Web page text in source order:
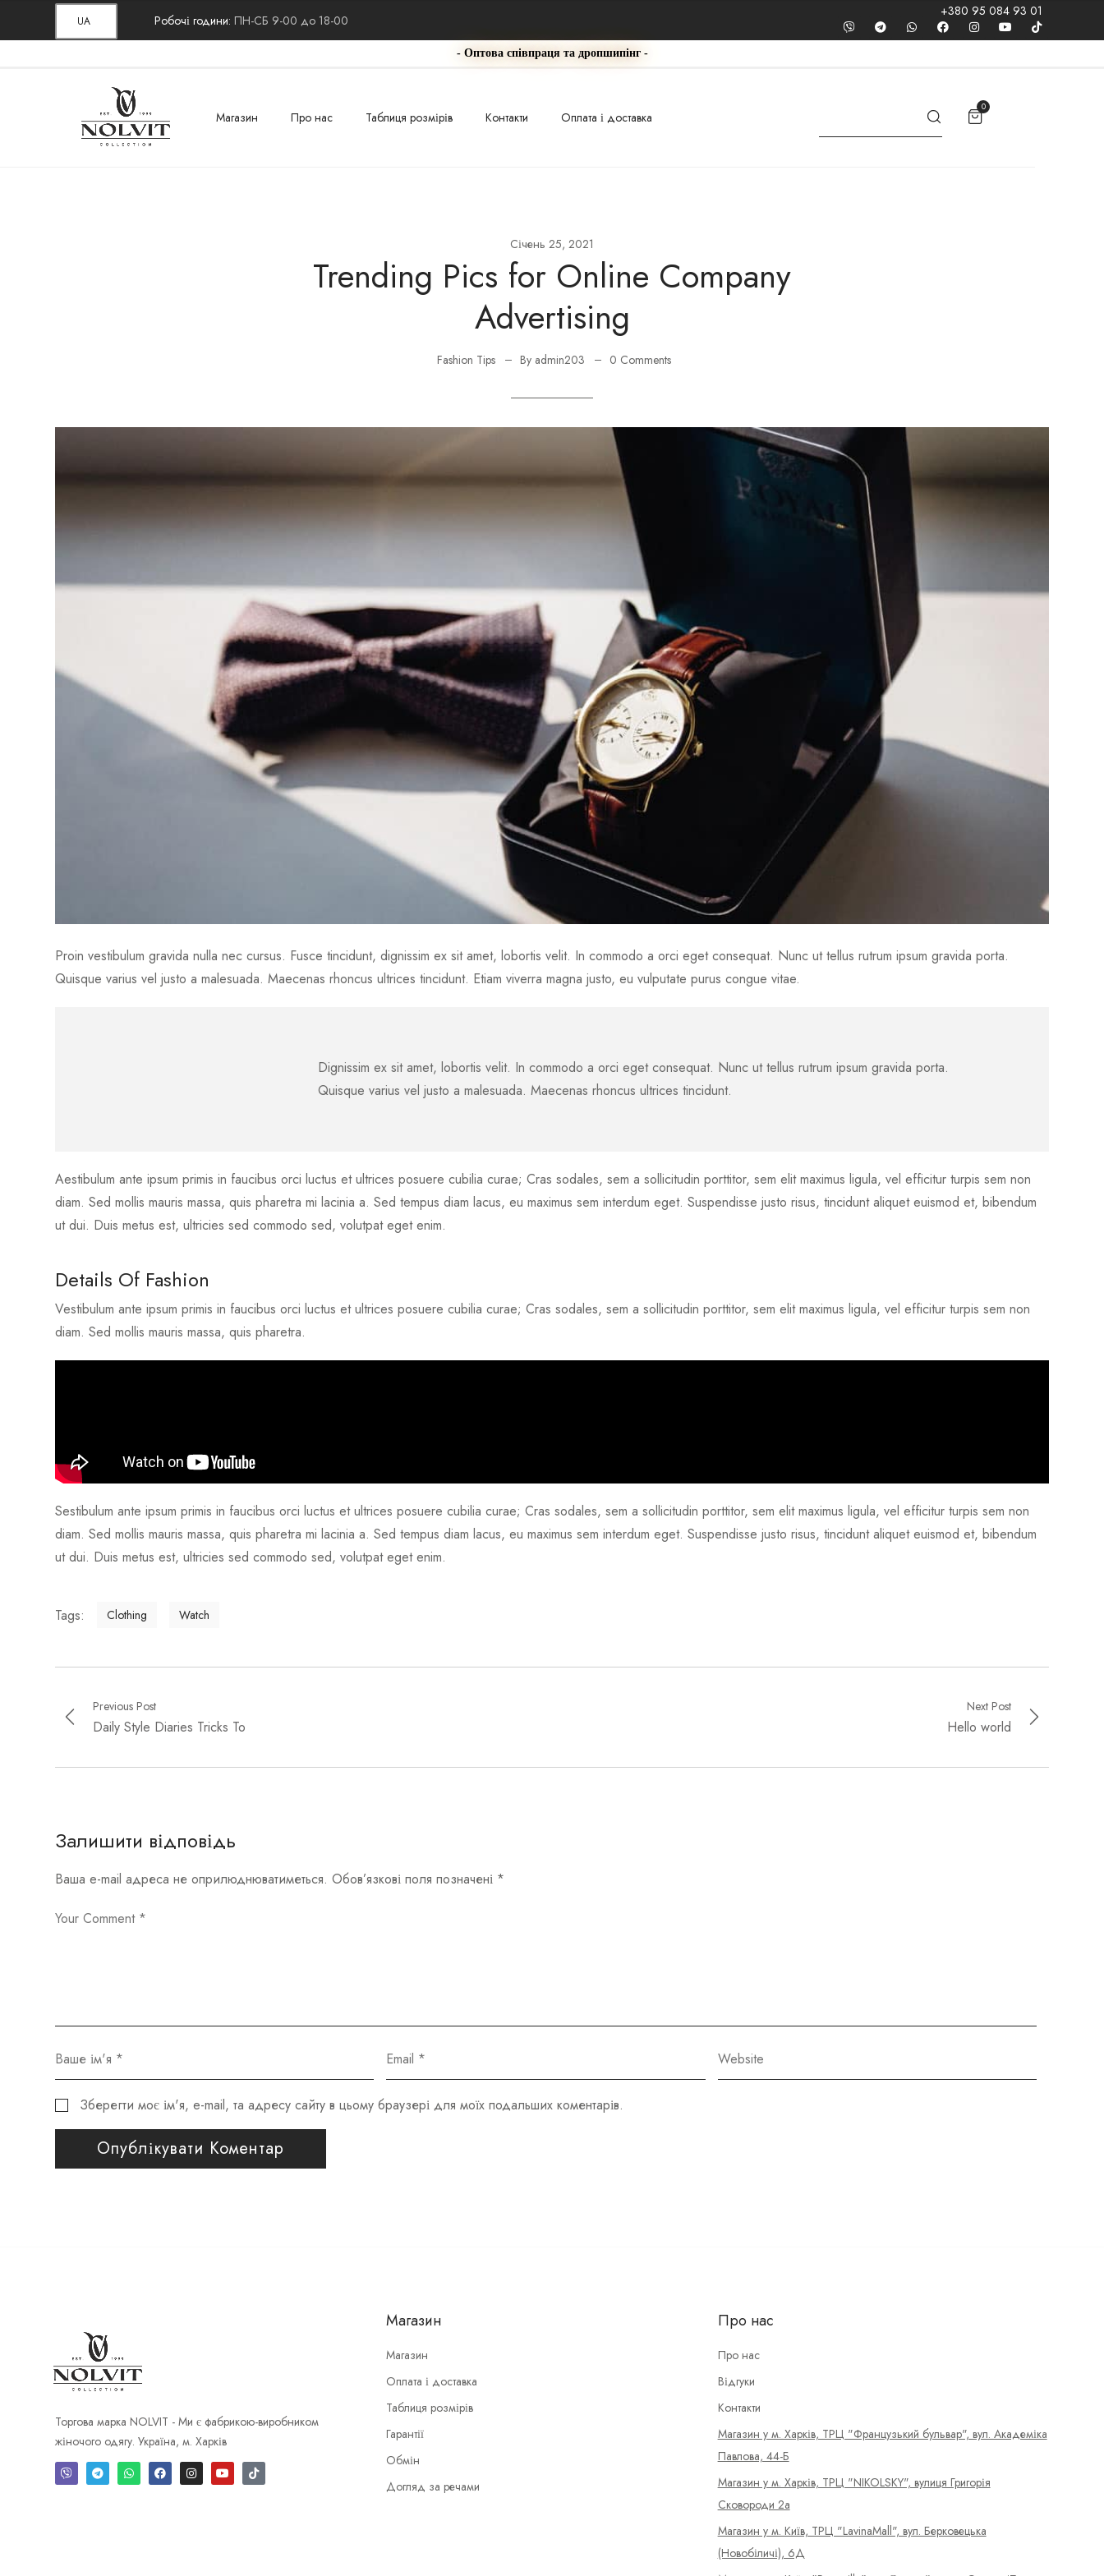
UA Робочі години:ПН-СБ 9-00 до 18-00
+380 95 084 93 01
- Оптова співпраця та дропшипінг -
Магазин Про нас Таблиця розмірів Контакти Оплата і доставка
0
Січень 25, 2021
Trending Pics for Online Company
Advertising
Fashion Tips By admin203 0 Comments
Proin vestibulum gravida nulla nec cursus. Fusce tincidunt, dignissim ex sit amet, lobortis velit. In commodo a orci eget consequat. Nunc ut tellus rutrum ipsum gravida porta.
Quisque varius vel justo a malesuada. Maecenas rhoncus ultrices tincidunt. Etiam viverra magna justo, eu vulputate purus congue vitae.
Dignissim ex sit amet, lobortis velit. In commodo a orci eget consequat. Nunc ut tellus rutrum ipsum gravida porta.
Quisque varius vel justo a malesuada. Maecenas rhoncus ultrices tincidunt.
Aestibulum ante ipsum primis in faucibus orci luctus et ultrices posuere cubilia curae; Cras sodales, sem a sollicitudin porttitor, sem elit maximus ligula, vel efficitur turpis sem non
diam. Sed mollis mauris massa, quis pharetra mi lacinia a. Sed tempus diam lacus, eu maximus sem interdum eget. Suspendisse justo risus, tincidunt aliquet euismod et, bibendum
ut dui. Duis metus est, ultricies sed commodo sed, volutpat eget enim.
Details Of Fashion
Vestibulum ante ipsum primis in faucibus orci luctus et ultrices posuere cubilia curae; Cras sodales, sem a sollicitudin porttitor, sem elit maximus ligula, vel efficitur turpis sem non
diam. Sed mollis mauris massa, quis pharetra.
Sestibulum ante ipsum primis in faucibus orci luctus et ultrices posuere cubilia curae; Cras sodales, sem a sollicitudin porttitor, sem elit maximus ligula, vel efficitur turpis sem non
diam. Sed mollis mauris massa, quis pharetra mi lacinia a. Sed tempus diam lacus, eu maximus sem interdum eget. Suspendisse justo risus, tincidunt aliquet euismod et, bibendum
ut dui. Duis metus est, ultricies sed commodo sed, volutpat eget enim.
Tags: Clothing Watch
Previous Post
Daily Style Diaries Tricks To
Next Post
Hello world
Залишити відповідь
Ваша e-mail адреса не оприлюднюватиметься. Обов’язкові поля позначені *
Зберегти моє ім'я, e-mail, та адресу сайту в цьому браузері для моїх подальших коментарів.
Опублікувати Коментар
Торгова марка NOLVIT - Ми є фабрикою-виробником
жіночого одягу. Україна, м. Харків
Магазин
Магазин
Оплата і доставка
Таблиця розмірів
Гарантії
Обмін
Догляд за речами
Про нас
Про нас
Відгуки
Контакти
Магазин у м. Харків, ТРЦ "Французький бульвар", вул. Академіка
Павлова, 44-Б
Магазин у м. Харків, ТРЦ "NIKOLSKY", вулиця Григорія
Сковороди 2а
Магазин у м. Київ, ТРЦ "LavinaMall", вул. Берковецька
(Новобіличі), 6Д